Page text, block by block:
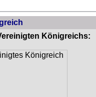
Königreichs: